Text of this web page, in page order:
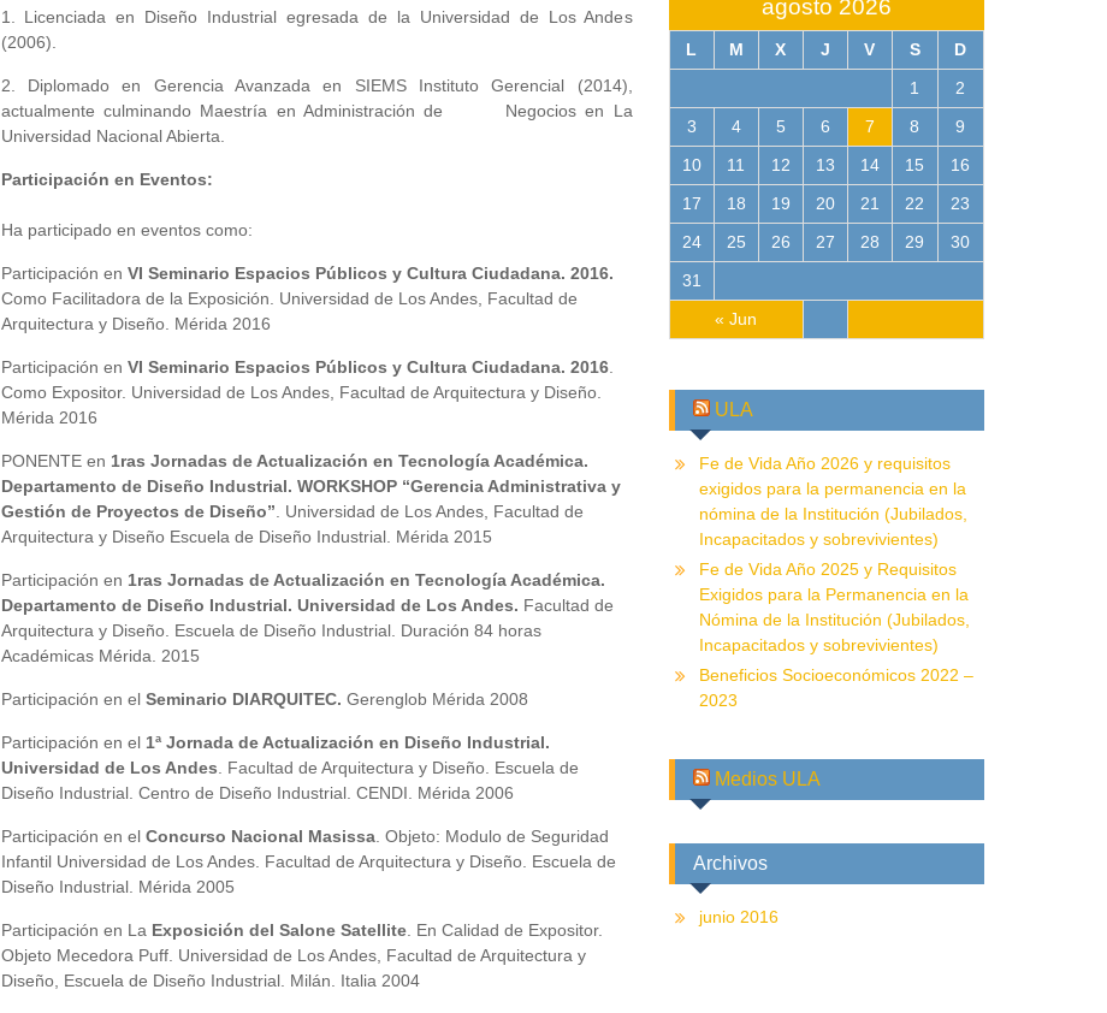
1. Licenciada en Diseño Industrial egresada de la Universidad de Los Andes
(2006).
2. Diplomado en Gerencia Avanzada en SIEMS Instituto Gerencial (2014),
actualmente culminando Maestría en Administración de Negocios en La
Universidad Nacional Abierta.
Participación en Eventos:
Ha participado en eventos como:
Participación en VI Seminario Espacios Públicos y Cultura Ciudadana. 2016.
Como Facilitadora de la Exposición. Universidad de Los Andes, Facultad de
Arquitectura y Diseño. Mérida 2016
Participación en VI Seminario Espacios Públicos y Cultura Ciudadana. 2016.
Como Expositor. Universidad de Los Andes, Facultad de Arquitectura y Diseño.
Mérida 2016
PONENTE en 1ras Jornadas de Actualización en Tecnología Académica.
Departamento de Diseño Industrial. WORKSHOP “Gerencia Administrativa y
Gestión de Proyectos de Diseño” . Universidad de Los Andes, Facultad de
Arquitectura y Diseño Escuela de Diseño Industrial. Mérida 2015
Participación en 1ras Jornadas de Actualización en Tecnología Académica.
Departamento de Diseño Industrial. Universidad de Los Andes. Facultad de
Arquitectura y Diseño. Escuela de Diseño Industrial. Duración 84 horas
Académicas Mérida. 2015
Participación en el Seminario DIARQUITEC. Gerenglob Mérida 2008
Participación en el 1ª Jornada de Actualización en Diseño Industrial.
Universidad de Los Andes . Facultad de Arquitectura y Diseño. Escuela de
Diseño Industrial. Centro de Diseño Industrial. CENDI. Mérida 2006
Participación en el Concurso Nacional Masissa. Objeto: Modulo de Seguridad
Infantil Universidad de Los Andes. Facultad de Arquitectura y Diseño. Escuela de
Diseño Industrial. Mérida 2005
Participación en La Exposición del Salone Satellite. En Calidad de Expositor.
Objeto Mecedora Puff. Universidad de Los Andes, Facultad de Arquitectura y
Diseño, Escuela de Diseño Industrial. Milán. Italia 2004
agosto 2026
L M X J V S D
« Jun
1
2
3
4 5 6 7 8
9
10
11 12 13 14 15
16
17
18 19 20 21 22
23
24
25 26 27 28 29
30
31
ULA
Fe de Vida Año 2026 y requisitos
exigidos para la permanencia en la
nómina de la Institución (Jubilados,
Incapacitados y sobrevivientes)
Fe de Vida Año 2025 y Requisitos
Exigidos para la Permanencia en la
Nómina de la Institución (Jubilados,
Incapacitados y sobrevivientes)
Beneficios Socioeconómicos 2022 –
2023
Medios ULA
Archivos
junio 2016